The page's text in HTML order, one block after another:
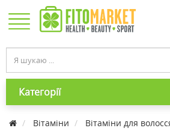
Категорії
Вітаміни Вітаміни для